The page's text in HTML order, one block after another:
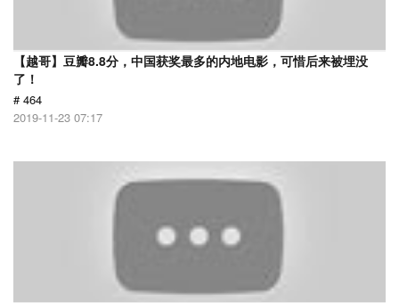
【越哥】豆瓣8.8分，中国获奖最多的内地电影，可惜后来被埋没
了！
# 464
2019-11-23 07:17